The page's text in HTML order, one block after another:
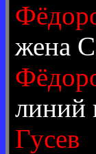
жена
линий